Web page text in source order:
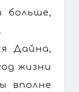
больше,
Дайна,
жизни
вполне